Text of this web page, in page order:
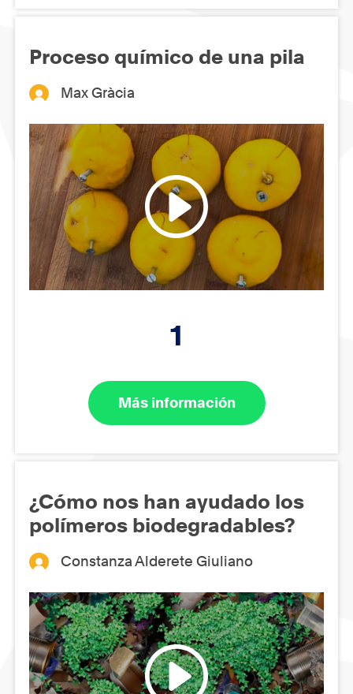
Proceso químico de una pila
Max Gràcia
1
Más información
¿Cómo nos han ayudado los
polímeros biodegradables?
Constanza Alderete Giuliano